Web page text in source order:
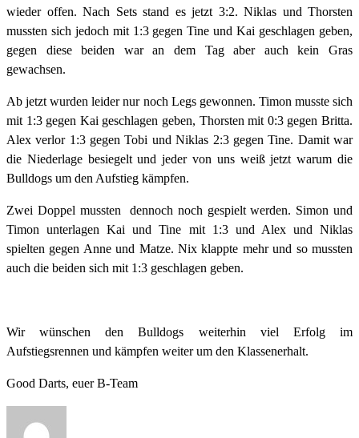
wieder offen. Nach Sets stand es jetzt 3:2. Niklas und Thorsten
mussten sich jedoch mit 1:3 gegen Tine und Kai geschlagen geben,
gegen diese beiden war an dem Tag aber auch kein Gras
gewachsen.
Ab jetzt wurden leider nur noch Legs gewonnen. Timon musste sich
mit 1:3 gegen Kai geschlagen geben, Thorsten mit 0:3 gegen Britta.
Alex verlor 1:3 gegen Tobi und Niklas 2:3 gegen Tine. Damit war
die Niederlage besiegelt und jeder von uns weiß jetzt warum die
Bulldogs um den Aufstieg kämpfen.
Zwei Doppel mussten dennoch noch gespielt werden. Simon und
Timon unterlagen Kai und Tine mit 1:3 und Alex und Niklas
spielten gegen Anne und Matze. Nix klappte mehr und so mussten
auch die beiden sich mit 1:3 geschlagen geben.
Wir wünschen den Bulldogs weiterhin viel Erfolg im
Aufstiegsrennen und kämpfen weiter um den Klassenerhalt.
Good Darts, euer B-Team